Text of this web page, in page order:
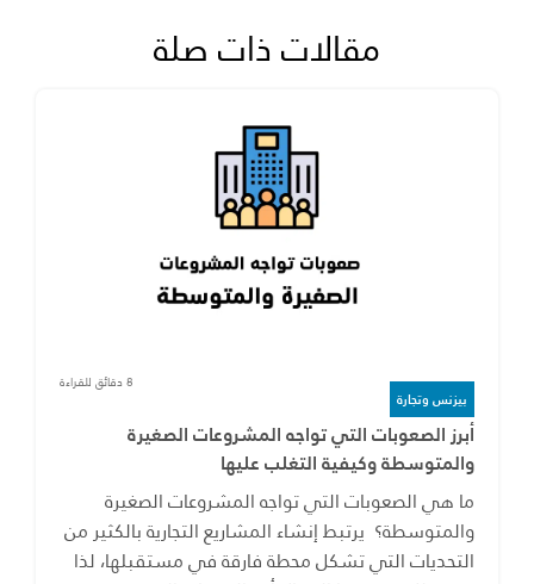
مقالات ذات صلة
بيزنس وتجارة
8 دقائق للقراءة
أبرز الصعوبات التي تواجه المشروعات الصغيرة
والمتوسطة وكيفية التغلب عليها
ما هي الصعوبات التي تواجه المشروعات الصغيرة
والمتوسطة؟ يرتبط إنشاء المشاريع التجارية بالكثير من
التحديات التي تشكل محطة فارقة في مستقبلها، لذا